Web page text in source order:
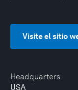
Headquarters
USA
Visite el sitio